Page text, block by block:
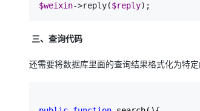
$weixin->reply($reply);
三、查询代码
还需要将数据库里面的查询结果格式化为特